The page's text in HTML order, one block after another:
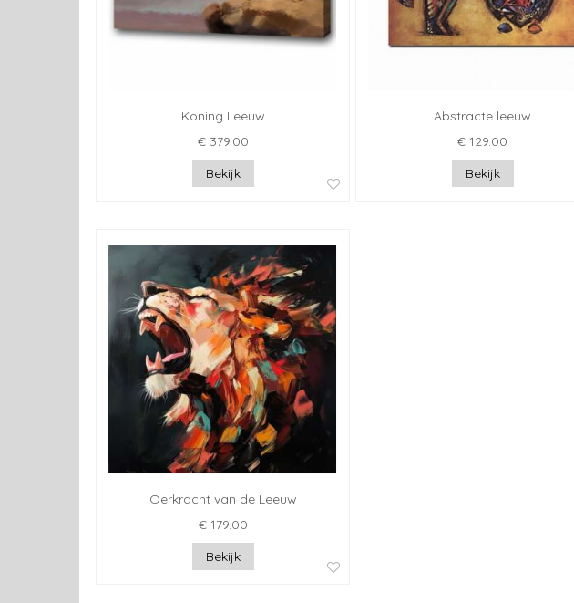
Koning Leeuw
€ 379.00
Bekijk
Abstracte leeuw
€ 129.00
Bekijk
Oerkracht van de Leeuw
€ 179.00
Bekijk